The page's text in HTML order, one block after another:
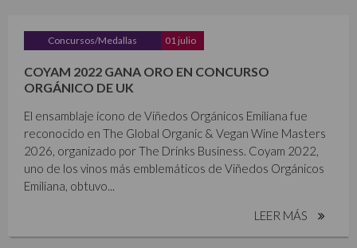
Concursos/Medallas 01 julio
COYAM 2022 GANA ORO EN CONCURSO
ORGÁNICO DE UK
El ensamblaje ícono de Viñedos Orgánicos Emiliana fue
reconocido en The Global Organic & Vegan Wine Masters
2026, organizado por The Drinks Business. Coyam 2022,
uno de los vinos más emblemáticos de Viñedos Orgánicos
Emiliana, obtuvo...
LEER MÁS